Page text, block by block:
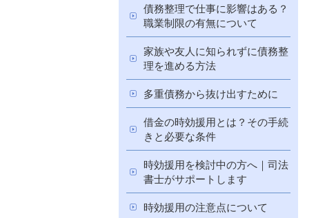
債務整理で仕事に影響はある？
職業制限の有無について
家族や友人に知られずに債務整
理を進める方法
多重債務から抜け出すために
借金の時効援用とは？その手続
きと必要な条件
時効援用を検討中の方へ｜司法
書士がサポートします
時効援用の注意点について